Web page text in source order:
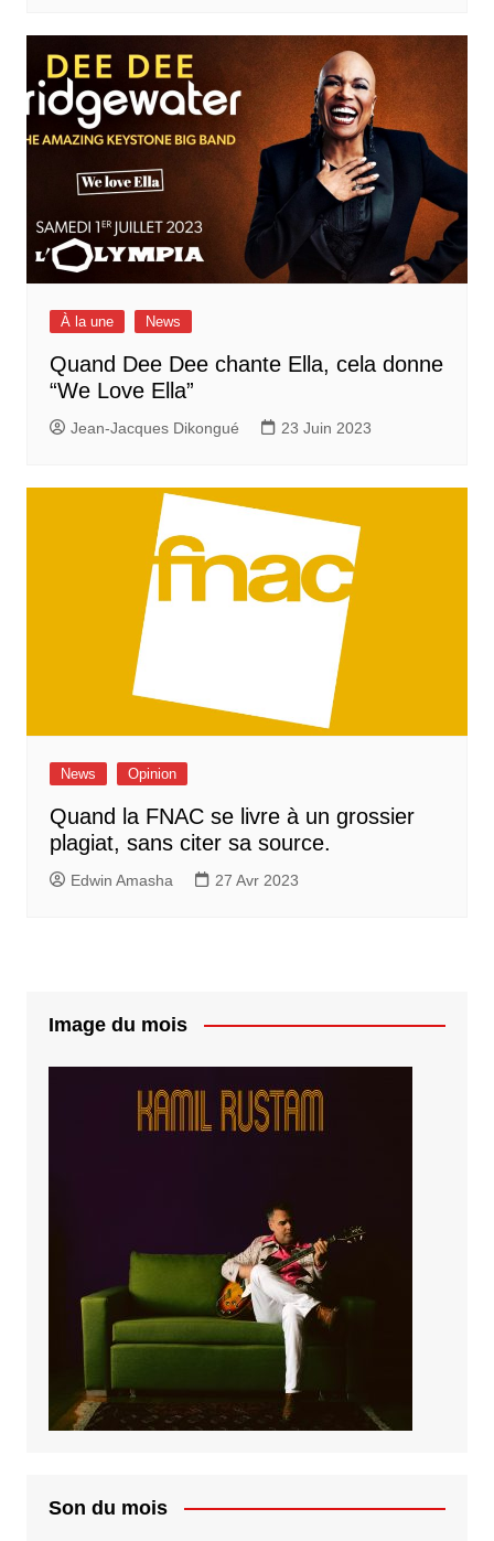
À la une News
Quand Dee Dee chante Ella, cela donne
“We Love Ella”
Jean-Jacques Dikongué 23 Juin 2023
News Opinion
Quand la FNAC se livre à un grossier
plagiat, sans citer sa source.
Edwin Amasha 27 Avr 2023
Image du mois
Son du mois